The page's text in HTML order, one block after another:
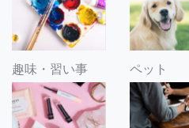
趣味・習い事 ペット